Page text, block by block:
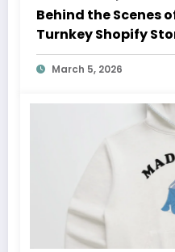
Behind the Scenes
Turnkey Shopify
March 5, 2026